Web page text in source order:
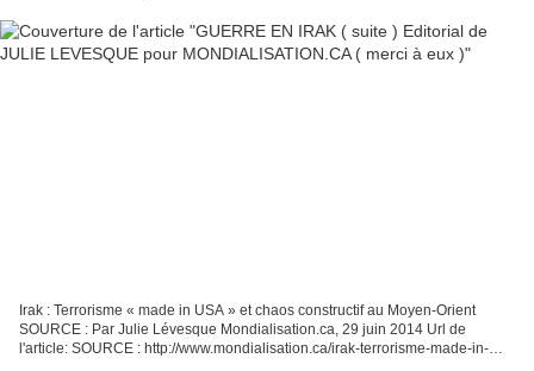
Irak : Terrorisme « made in USA » et chaos constructif au Moyen-Orient
SOURCE : Par Julie Lévesque Mondialisation.ca, 29 juin 2014 Url de
l'article: SOURCE : http://www.mondialisation.ca/irak-terrorisme-made-in-